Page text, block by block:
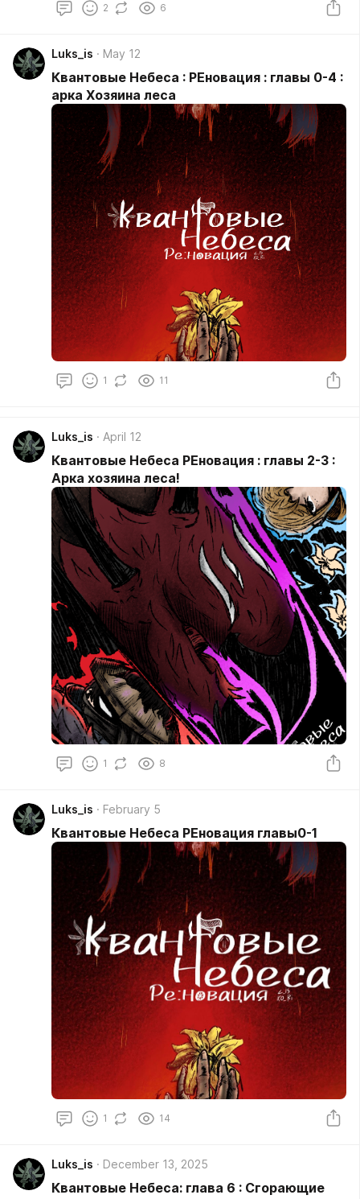
2 6
Luks_is May 12
Квантовые Небеса : РЕновация : главы 0-4 :
арка Хозяина леса
1 11
Luks_is April 12
Квантовые Небеса РЕновация : главы 2-3 :
Арка хозяина леса!
1 8
Luks_is February 5
Квантовые Небеса РЕновация главы0-1
1 14
Luks_is December 13, 2025
Квантовые Небеса: глава 6 : Сгорающие